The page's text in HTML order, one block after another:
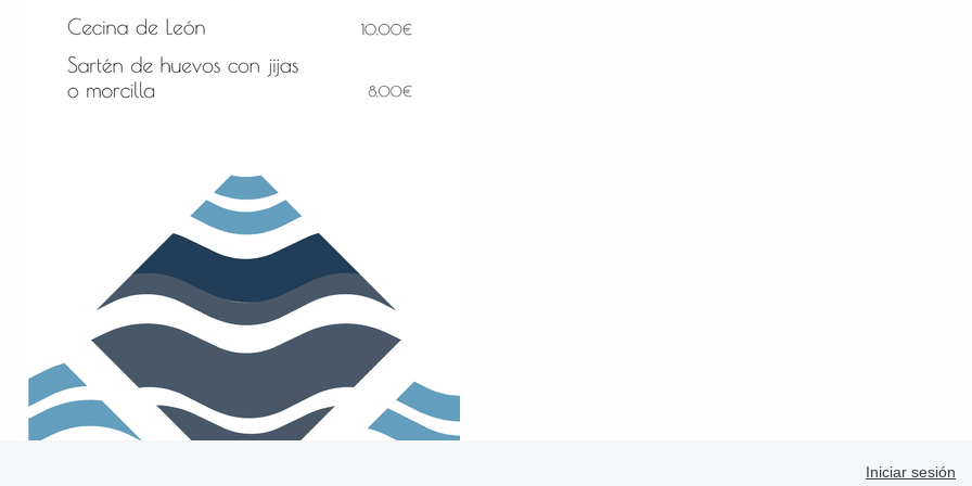
Iniciar sesión